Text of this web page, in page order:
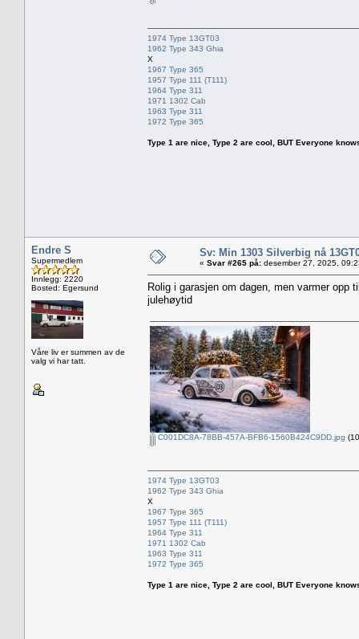
1974 Type 13GT03
1962 Type 343 Ghia
X
1967 Type 365
1957 Type 111 (T111)
1964 Type 311
1971 1302 Cab
1963 Type 311
1972 Type 365
Type 1 are nice, Type 2 are cool, BUT Everyone
Endre S
Supermedlem
Innlegg: 2220
Bosted: Egersund
Våre liv er summen av de
valg vi har tatt.
Sv: Min 1303 Silverbig nå
« Svar #265 på: desember 27, 2025,
Rolig i garasjen om dagen, men varmer
julehøytid
C001DC8A-78BB-457A-BFB6-1560B424C9DD.jpg
1974 Type 13GT03
1962 Type 343 Ghia
X
1967 Type 365
1957 Type 111 (T111)
1964 Type 311
1971 1302 Cab
1963 Type 311
1972 Type 365
Type 1 are nice, Type 2 are cool, BUT Everyone